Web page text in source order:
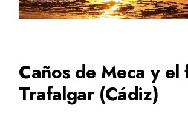
Caños de Meca y el
Trafalgar (Cádiz)